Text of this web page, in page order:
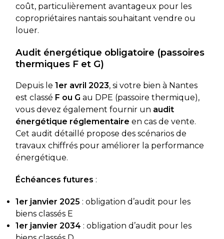
coût, particulièrement avantageux pour les
copropriétaires nantais souhaitant vendre ou
louer.
Audit énergétique obligatoire (passoires
thermiques F et G)
Depuis le 1er avril 2023, si votre bien à Nantes
est classé F ou G au DPE (passoire thermique),
vous devez également fournir un audit
énergétique réglementaire en cas de vente.
Cet audit détaillé propose des scénarios de
travaux chiffrés pour améliorer la performance
énergétique.
Échéances futures :
1er janvier 2025 : obligation d’audit pour les
biens classés E
1er janvier 2034 : obligation d’audit pour les